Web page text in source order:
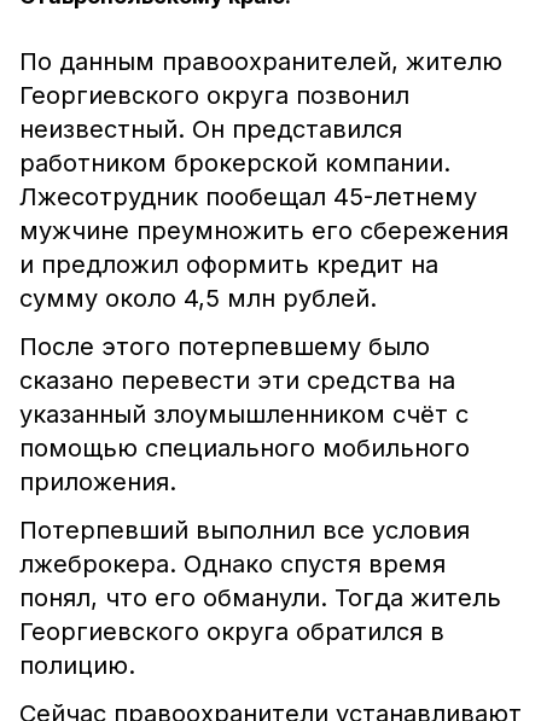
По данным правоохранителей, жителю
Георгиевского округа позвонил
неизвестный. Он представился
работником брокерской компании.
Лжесотрудник пообещал 45-летнему
мужчине преумножить его сбережения
и предложил оформить кредит на
сумму около 4,5 млн рублей.
После этого потерпевшему было
сказано перевести эти средства на
указанный злоумышленником счёт с
помощью специального мобильного
приложения.
Потерпевший выполнил все условия
лжеброкера. Однако спустя время
понял, что его обманули. Тогда житель
Георгиевского округа обратился в
полицию.
Сейчас правоохранители устанавливают